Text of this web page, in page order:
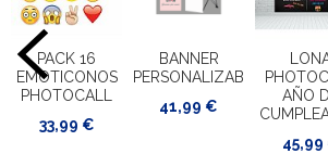
PACK 16
EMOTICONOS
PHOTOCALL
33,99 €
BANNER
PERSONALIZABLE
41,99 €
AÑO
45,99